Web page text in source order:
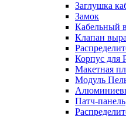
Заглушка
Замок
Кабельный
Клапан
Корпус для
Макетная
Модуль
Патч-панель